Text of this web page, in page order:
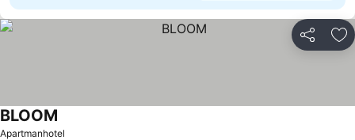
Apartmanhotel
BLOOM